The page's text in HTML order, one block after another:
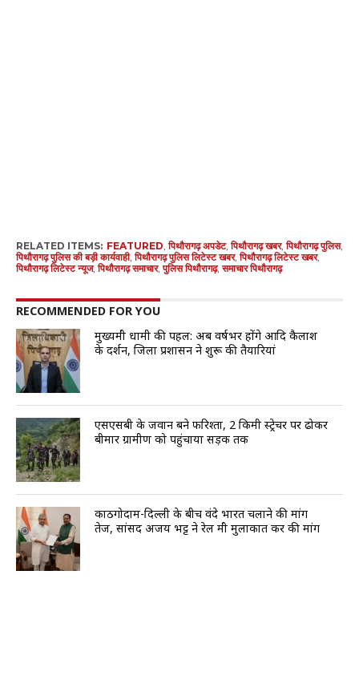
RELATED ITEMS: FEATURED ,पिथौरागढ़ अपडेट,पिथौरागढ़ खबर,पिथौरागढ़ पुलिस,
पिथौरागढ़ पुलिस की बड़ी कार्यवाही,पिथौरागढ़ पुलिस लिटेस्ट खबर,पिथौरागढ़ लिटेस्ट खबर,
पिथौरागढ़ लिटेस्ट न्यूज,पिथौरागढ़ समाचार,पुलिस पिथौरागढ़,समाचार पिथौरागढ़
RECOMMENDED FOR YOU
मुख्यमंत्री धामी की पहल: अब वर्षभर होंगे आदि कैलाश
के दर्शन, जिला प्रशासन ने शुरू की तैयारियां
एसएसबी के जवान बने फरिश्ता, 2 किमी स्ट्रेचर पर ढोकर
बीमार ग्रामीण को पहुंचाया सड़क तक
काठगोदाम-दिल्ली के बीच वंदे भारत चलाने की मांग
तेज, सांसद अजय भट्ट ने रेल मंत्री मुलाकात कर की मांग